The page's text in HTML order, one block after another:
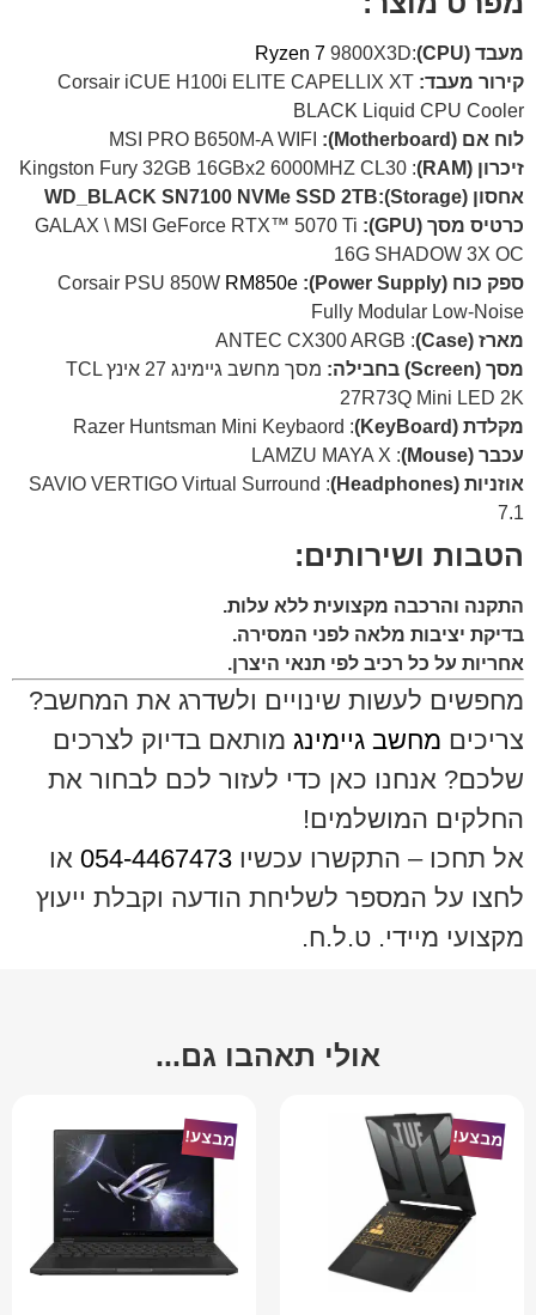
מעבד (CPU) :
Ryzen 7 9800X3D
קירור מעבד: Corsair iCUE H100i ELITE CAPELLIX XT
BLACK Liquid CPU Cooler
לוח אם (Motherboard):
MSI PRO B650M-A WIFI
זיכרון (RAM)
: Kingston Fury 32GB 16GBx2 6000MHZ CL30
אחסון (Storage):WD_BLACK SN7100 NVMe SSD 2TB
כרטיס מסך (GPU):
GALAX \ MSI GeForce RTX™ 5070 Ti
16G SHADOW 3X OC
ספק כוח (Power Supply):
RM850e
Fully Modular Low-Noise
מארז (Case)
: ANTEC CX300 ARGB
מסך (Screen) בחבילה:
מסך מחשב גיימינג 27 אינץ TCL
27R73Q Mini LED 2K
מקלדת (KeyBoard)
: Razer Huntsman Mini Keybaord
עכבר (Mouse)
: LAMZU MAYA X
אוזניות (Headphones)
: SAVIO VERTIGO Virtual Surround
7.1
הטבות ושירותים:
התקנה והרכבה מקצועית ללא עלות.
בדיקת יציבות מלאה לפני המסירה.
אחריות על כל רכיב לפי תנאי היצרן.
מחפשים לעשות שינויים ולשדרג את המחשב?
צריכים מחשב גיימינג מותאם בדיוק לצרכים
שלכם? אנחנו כאן כדי לעזור לכם לבחור את
החלקים המושלמים!
אל תחכו – התקשרו עכשיו 054-4467473 או
לחצו על המספר לשליחת הודעה וקבלת ייעוץ
מקצועי מיידי. ט.ל.ח.
אולי תאהבו גם...
מבצע! מבצע!